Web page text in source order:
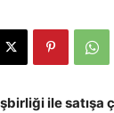
ile satışa